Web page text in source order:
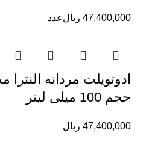
47,400,000 ریالعدد
ادوتویلت مردانه النترا
حجم 100 میلی لیتر
47,400,000 ریال